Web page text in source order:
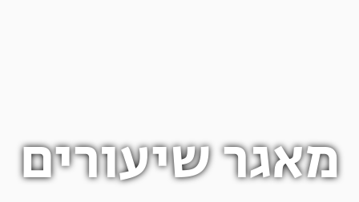
מאגר שיעורים